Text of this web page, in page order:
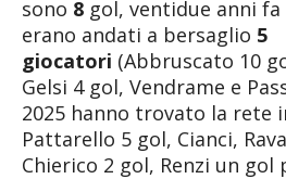
sono 8 gol, ventidue anni fa
erano andati a bersaglio 5
giocatori (Abbruscato 10
Gelsi 4 gol, Vendrame e
2025 hanno trovato la rete
Pattarello 5 gol, Cianci,
Chierico 2 gol, Renzi un gol